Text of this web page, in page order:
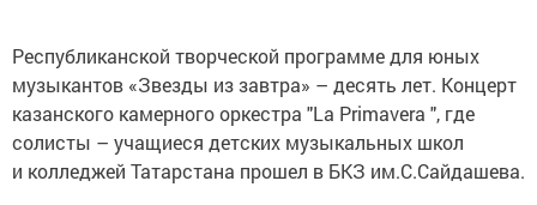
Республиканской творческой программе для юных
музыкантов «Звезды из завтра» – десять лет. Концерт
казанского камерного оркестра "La Primavera ", где
солисты – учащиеся детских музыкальных школ
и колледжей Татарстана прошел в БКЗ им.С.Сайдашева.